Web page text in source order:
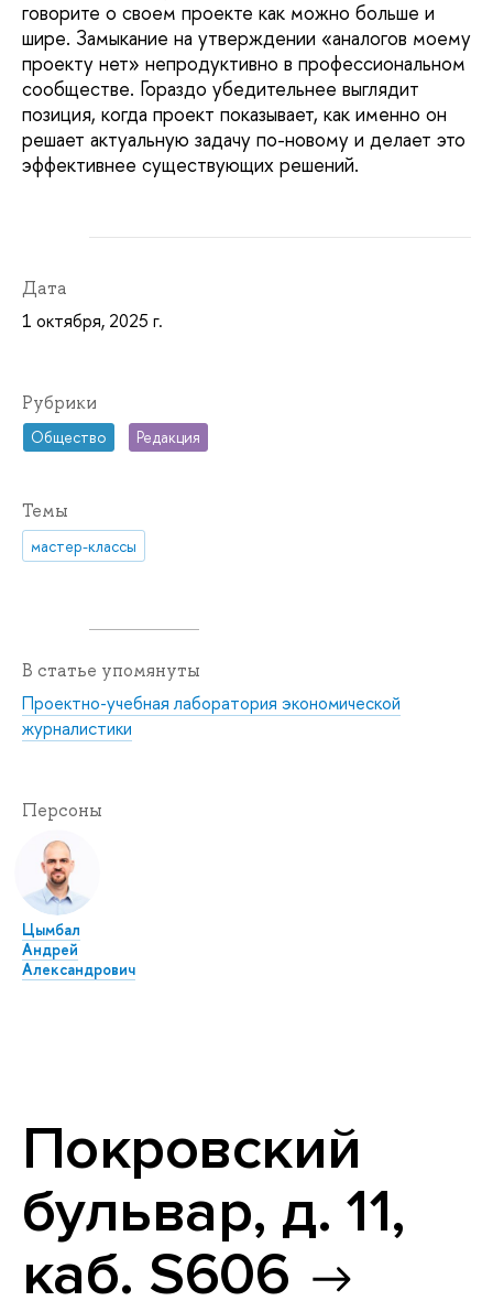
говорите о своем проекте как можно больше и
шире. Замыкание на утверждении «аналогов моему
проекту нет» непродуктивно в профессиональном
сообществе. Гораздо убедительнее выглядит
позиция, когда проект показывает, как именно он
решает актуальную задачу по-новому и делает это
эффективнее существующих решений.
Дата
1 октября, 2025 г.
Рубрики
Общество Редакция
Темы
мастер-классы
В статье упомянуты
Проектно-учебная лаборатория экономической
журналистики
Персоны
Цымбал
Андрей
Александрович
Покровский
бульвар, д. 11,
каб. S606